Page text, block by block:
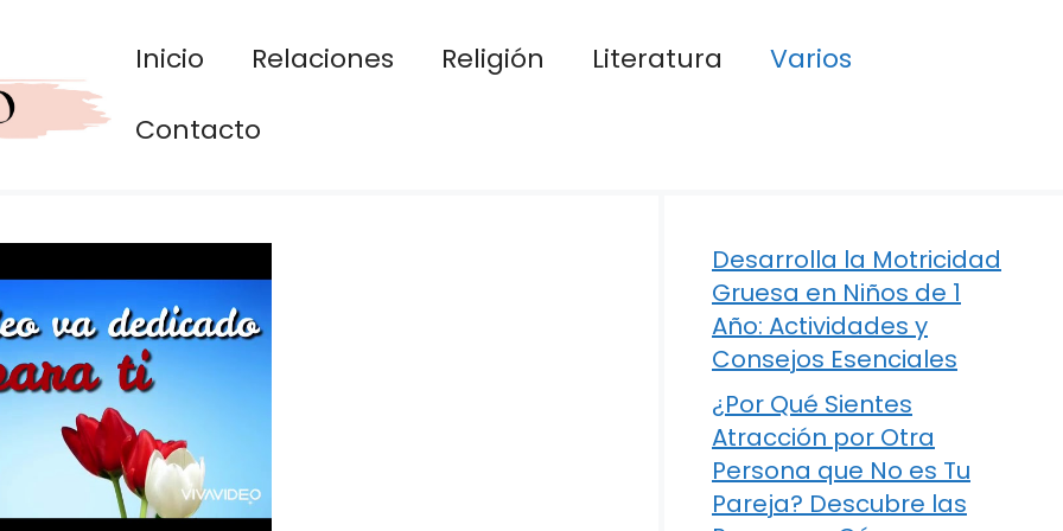
Inicio Relaciones Religión Literatura
Varios
Contacto
Desarrolla la Motricidad
Gruesa en Niños de 1
Año: Actividades y
Consejos Esenciales
¿Por Qué Sientes
Atracción por Otra
Persona que No es Tu
Pareja? Descubre las